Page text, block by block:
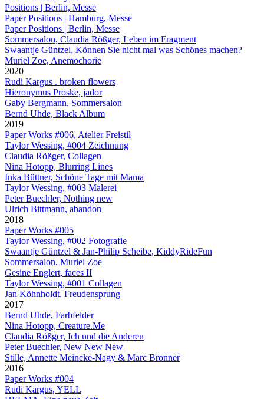
Positions | Berlin, Messe
Paper Positions | Hamburg, Messe
Paper Positions | Berlin, Messe
Sommersalon, Claudia Rößger, Leben im Fragment
Swaantje Güntzel, Können Sie nicht mal was Schönes machen?
Muriel Zoe, Anemochorie
2020
Rudi Kargus . broken flowers
Hieronymus Proske, jador
Gaby Bergmann, Sommersalon
Bernd Uhde, Black Album
2019
Paper Works #006, Atelier Freistil
Taylor Wessing, #004 Zeichnung
Claudia Rößger, Collagen
Nina Hotopp, Blurring Lines
Inka Büttner, Schöne Tage mit Mama
Taylor Wessing, #003 Malerei
Peter Buechler, Nothing new
Ulrich Bittmann, abandon
2018
Paper Works #005
Taylor Wessing, #002 Fotografie
Swaantje Güntzel & Jan-Philip Scheibe, KiddyRideFun
Sommersalon, Muriel Zoe
Gesine Englert, faces II
Taylor Wessing, #001 Collagen
Jan Köhnholdt, Freudensprung
2017
Bernd Uhde, Farbfelder
Nina Hotopp, Creature.Me
Claudia Rößger, Ich und die Anderen
Peter Buechler, New New New
Stille, Annette Meincke-Nagy & Marc Bronner
2016
Paper Works #004
Rudi Kargus, YELL